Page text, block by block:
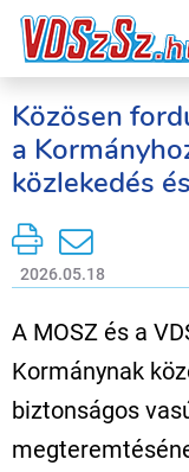
Közösen
a
közlekedés
2026.05.18
A MOSZ és a
Kormánynak
biztonságos